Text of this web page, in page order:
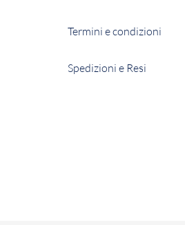
Termini e condizioni
Spedizioni e Resi